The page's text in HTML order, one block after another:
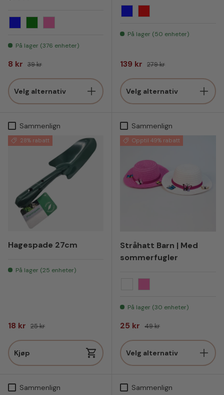
På lager (376 enheter)
Salgspris
8 kr Vanlig pris
39 kr
Velg alternativ
På lager (50 enheter)
Salgspris
139 kr Vanlig pris
279 kr
Velg alternativ
Sammenlign
28% rabatt
Hagespade 27cm
På lager (25 enheter)
Salgspris
18 kr Vanlig pris
25 kr
Kjøp
Sammenlign
Opptil 49% rabatt
Stråhatt Barn | Med
sommerfugler
På lager (30 enheter)
Salgspris
25 kr Vanlig pris
49 kr
Velg alternativ
Sammenlign Sammenlign